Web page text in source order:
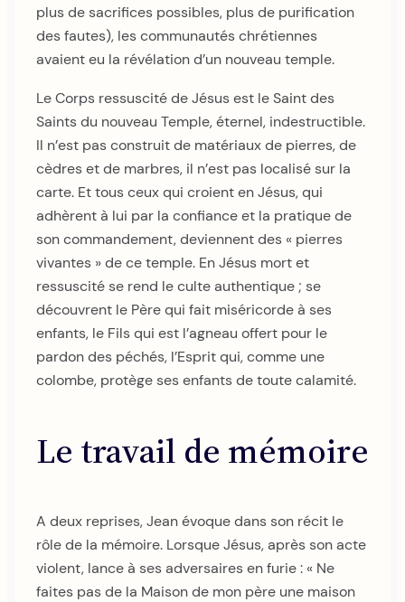
plus de sacrifices possibles, plus de purification
des fautes), les communautés chrétiennes
avaient eu la révélation d’un nouveau temple.
Le Corps ressuscité de Jésus est le Saint des
Saints du nouveau Temple, éternel, indestructible.
Il n’est pas construit de matériaux de pierres, de
cèdres et de marbres, il n’est pas localisé sur la
carte. Et tous ceux qui croient en Jésus, qui
adhèrent à lui par la confiance et la pratique de
son commandement, deviennent des « pierres
vivantes » de ce temple. En Jésus mort et
ressuscité se rend le culte authentique ; se
découvrent le Père qui fait miséricorde à ses
enfants, le Fils qui est l’agneau offert pour le
pardon des péchés, l’Esprit qui, comme une
colombe, protège ses enfants de toute calamité.
Le travail de mémoire
A deux reprises, Jean évoque dans son récit le
rôle de la mémoire. Lorsque Jésus, après son acte
violent, lance à ses adversaires en furie : « Ne
faites pas de la Maison de mon père une maison